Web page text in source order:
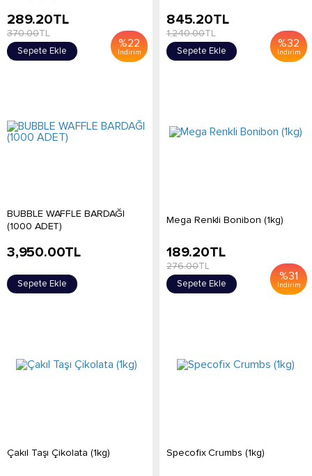
%22
İndirim
289.20TL
370.00TL
Sepete Ekle
%32
İndirim
845.20TL
1,240.00TL
Sepete Ekle
BUBBLE WAFFLE BARDAĞI
(1000 ADET)
3,950.00TL
Sepete Ekle
Mega Renkli Bonibon (1kg)
%31
İndirim
189.20TL
276.00TL
Sepete Ekle
Çakıl Taşı Çikolata (1kg) Specofix Crumbs (1kg)